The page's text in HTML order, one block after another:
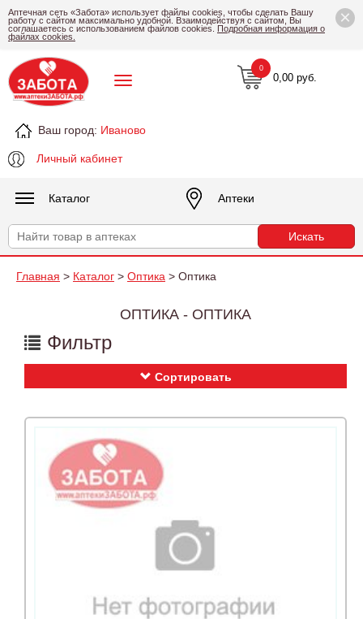
×
Аптечная сеть «Забота» использует файлы cookies, чтобы сделать Вашу
работу с сайтом максимально удобной. Взаимодействуя с сайтом, Вы
соглашаетесь с использованием файлов cookies. Подробная информация о
файлах cookies.
Ваш город: Иваново
Личный кабинет
0,00 руб.
0
Каталог Аптеки
Главная > Каталог > Оптика > Оптика
ОПТИКА - ОПТИКА
Фильтр
Сортировать